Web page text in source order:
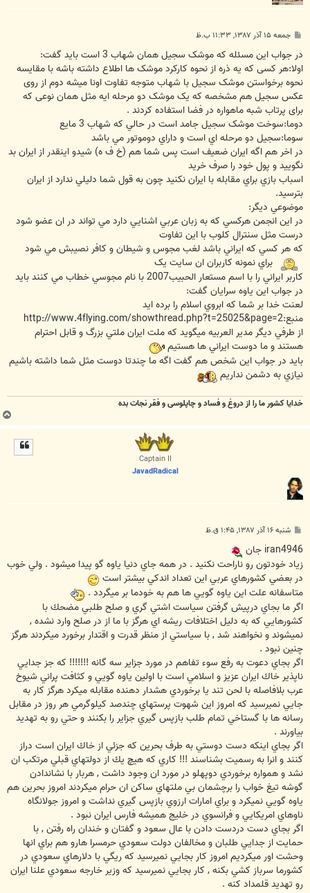
پ
ت
جمعه ۱۵ آذر ۱۳۸۷, ۱۱:۳۳ ب.ظ
در جواب اين مسئله که موشک سجيل همان شهاب 3 است بايد گفت:
اولا:هر کسی که یه ذره از نحوه کارکرد موشک ها اطلاع داشته باشه با مقایسه
نحوه برخواستن موشک سجیل با شهاب متوجه تفاوت اونا میشه دوم از روی
عکس سجیل هم مشخصه که یک موشک دو مرحله ایه مثل همان نوعی که
برای پرتاب شبه ماهواره در فضا استفاده کردند .
دوما:سوخت موشک سجيل جامد است در حالي که شهاب 3 مايع
سوما:سجيل دو مرحله اي است و داراي دوموتور مي باشد
در اخر هم اگه ايران ضعيف است پس شما هم (خ ف ه) شيدو اينقدر از ايران بد
نگوييد و پول خود را صرف خريد
اسباب بازي براي مقابله با ايران نکنيد چون به قول شما دليلي ندارد از ايران
بترسيد.
موضوعي ديگر:
در اين انجمن هرکسي که به زبان عربي اشنايي دارد مي تواند در ان عضو شود
درست مثل سنترال کلوب با اين تفاوت
که هر کسي که ايراني باشد لغب مجوس و شيطان و کافر نصيبش مي شود
براي نمونه کاربران ان سايت يک
کاربر ايراني را با اسم مستعار الحبيب2007 با نام مجوسي خطاب مي کنند بايد
در جواب اين ياوه سرايان گفت:
لعنت خدا بر شما که ابروي اسلام را برده ايد
منبع:http://www.4flying.com/showthread.php?t=25025&page=2
از طرفي ديگر مدير العربيه ميگويد که ملت ايران ملتي بزرگ و قابل احترام
هستند و ما دوست ايراني ها هستيم
بايد در جواب اين شخص هم گفت اگه ما چندتا دوست مثل شما داشته باشيم
نيازي به دشمن نداريم
خدایا کشور ما را از دروغ و فساد و چاپلوسی و فقر نجات بده
ب
ا
Captain II
JavadRadical
پ
ت
شنبه ۱۶ آذر ۱۳۸۷, ۱:۴۵ ق.ظ
iran4946 جان
زياد خودتون رو ناراحت نكنيد . در همه جاي دنيا ياوه گو پيدا ميشود . ولي خوب
در بعضي كشورهاي عربي اين تعداد اندكي بيشتر است
متاسفانه علت اين ياوه گويي ها هم به خودما بر ميگردد .
اگر ما بجاي درپيش گرفتن سياست اشتي گري و صلح طلبي مضحك با
كشورهايي كه به دليل اختلافات ريشه اي هرگز با ما از در صلح وارد نشده ,
نميشوند و نخواهند شد , با سياستي از منظر قدرت و اقتدار برخورد ميكردند هرگز
چنين نبود .
اگر بجاي دعوت به رفع سوء تفاهم در مورد جزاير سه گانه !!!!!!! كه جز جدايي
ناپذير خاك ايران عزيز و اسلامي است با اولين ياوه گويي و كثافت پراني شيوخ
عرب بلافاصله با لحن تند يا برخوردي هشدار دهنده مقابله ميكرد هرگز كار به
جايي نميرسيد كه امروز اين شهوت پرستهاي چندصد كيلوگرمي هر روز در مقابل
رسانه ها با گستاخي تمام طلب بازپس گيري جزاير را بكنند و حتي رو به تهديد
بياورند .
اگر بجاي اينكه دست دوستي به طرف بحرين كه جزئي از خاك ايران است دراز
كنند و انرا به رسميت بشناسند !!! كاري كه هيچ يك از دولتهاي قبلي مرتكب ان
نشد و همواره برخوردي دوپهلو در مورد ان وجود داشت , هربار با نشاندادن
گوشه تيغ خواب را برچشمان بي ملتهاي ساكن ان حرام ميكردند امروز بحرين هم
ياوه گويي نميكرد و براي امارات ارزوي بازپس گيري نداشت و امروز جولانگاه
ناوهاي امريكايي و فرانسوي در خليج هميشه فارس ايران نبود .
اگر بجاي دست دردست دادن با عال سعود و گفتان و خندان راه رفتن , با
حمايت از جدايي طلبان و مخالفان دولت سعودي حرمسرا هارو هم براي انها
وحشت اور ميكرديم امروز كار بجايي نميرسيد كه ريگي با دلارهاي سعودي در
كشورما سرباز كشي بكنه , كار بجايي نميرسيد كه وزير خارجه سعودي علنا ايران
رو تهديد قلمداد كنه .